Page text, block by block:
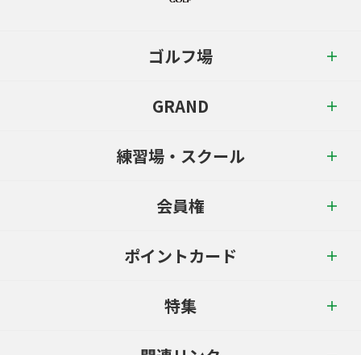
ゴルフ場
GRAND
練習場・スクール
会員権
ポイントカード
特集